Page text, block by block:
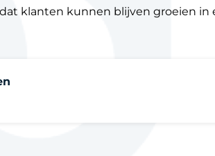
klanten kunnen blijven groeien in